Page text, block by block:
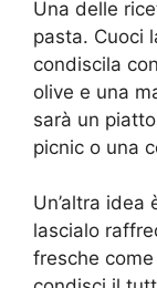
Una delle
pasta. Cuoci
condiscila con
olive e una
sarà un
picnic o una
Un’altra idea
lascialo
fresche